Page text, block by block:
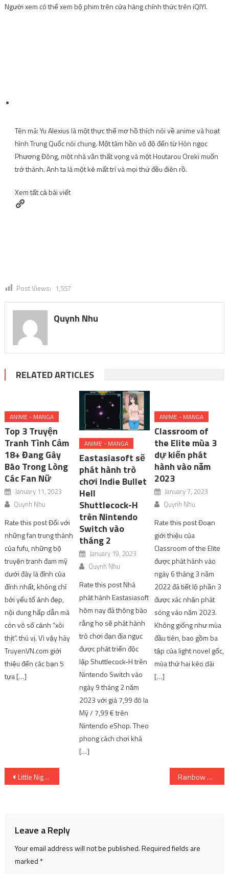
Người xem có thể xem bộ phim trên cửa hàng chính thức trên iQIYI.
Tên mã: Yu Alexius là một thực thể mơ hồ thích nói về anime và hoạt
hình Trung Quốc nói chung. Một tâm hồn vô độ đến từ Hòn ngọc
Phương Đông, một nhà văn thất vọng và một Houtarou Oreki muốn
trở thành. Anh ta là một kẻ mất trí và mọi thứ đều điên rồ.
Xem tất cả bài viết
Post Views: 1,557
Quynh Nhu
RELATED ARTICLES
ANIME - MANGA
Top 3 Truyện
Tranh Tình Cảm
18+ Đang Gây
Bão Trong Lòng
Các Fan Nữ
January 11, 2023
Quynh Nhu
Rate this post Đối với
những fan trung thành
của fufu, những bộ
truyện tranh đam mỹ
dưới đây là đỉnh của
đỉnh nhất, không chỉ
bởi yếu tố ảnh đẹp,
nội dung hấp dẫn mà
còn vô số cảnh “xôi
thịt”. thú vị. Vì vậy hãy
TruyenVN.com giới
thiệu đến các bạn 5
tựa […]
ANIME - MANGA
Eastasiasoft sẽ
phát hành trò
chơi Indie Bullet
Hell
Shuttlecock-H
trên Nintendo
Switch vào
tháng 2
January 19, 2023
Quynh Nhu
Rate this post Nhà
phát hành Eastasiasoft
hôm nay đã thông báo
rằng họ sẽ phát hành
trò chơi đạn địa ngục
được phát triển độc
lập Shuttlecock-H trên
Nintendo Switch vào
ngày 9 tháng 2 năm
2023 với giá 7,99 đô la
Mỹ / 7,99 € trên
Nintendo eShop. Theo
phong cách chơi khá
[…]
ANIME - MANGA
Classroom of
the Elite mùa 3
dự kiến ​​phát
hành vào năm
2023
January 7, 2023
Quynh Nhu
Rate this post Đoạn
giới thiệu của
Classroom of the Elite
được phát hành vào
ngày 6 tháng 3 năm
2022 đã tiết lộ phần 3
được xác nhận phát
sóng vào năm 2023.
Không giống như mùa
đầu tiên, bao gồm ba
tập của light novel gốc,
mùa thứ hai kéo dài
[…]
Post
Little Nightmares sẽ có phiên bản di động vào cuối năm nay | SharingFunVN – Game offline / Game PC Rainbow Six Mobile mở rộng máy chủ tại Châu Á vào tháng 10 năm 2022 | SharingFunVN
Leave a Reply
Your email address will not be published.Required fields are
marked *